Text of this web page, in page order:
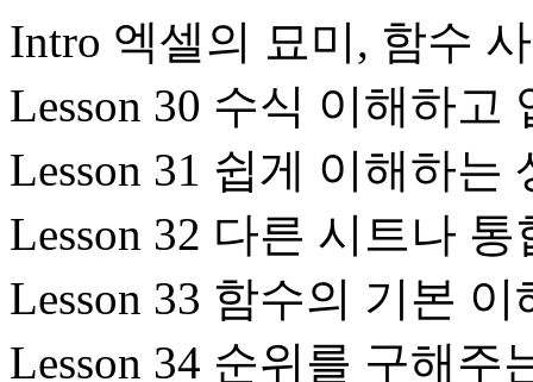
Intro 엑셀의 묘미, 함수
Lesson 30 수식 이해하고
Lesson 31 쉽게 이해하
Lesson 32 다른 시트나
Lesson 33 함수의 기본
Lesson 34 순위를 구해주